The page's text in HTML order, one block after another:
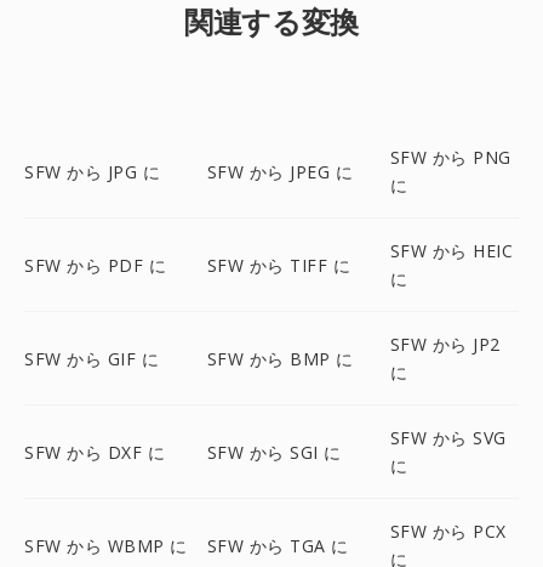
関連する変換
SFW から JPG に SFW から JPEG に
SFW から PNG
に
SFW から PDF に SFW から TIFF に
SFW から HEIC
に
SFW から GIF に SFW から BMP に
SFW から JP2
に
SFW から DXF に SFW から SGI に
SFW から SVG
に
SFW から WBMP に SFW から TGA に
SFW から PCX
に